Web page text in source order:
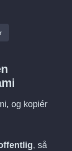
og kopiér
, så